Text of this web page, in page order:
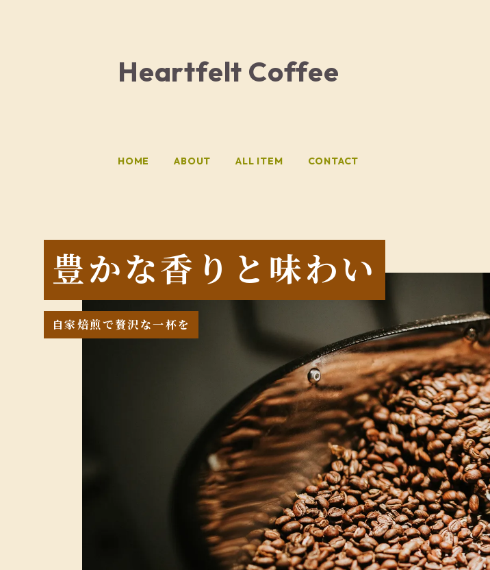
Heartfelt Coffee
HOME ABOUT ALL ITEM CONTACT
豊かな香りと味わい
自家焙煎で贅沢な一杯を